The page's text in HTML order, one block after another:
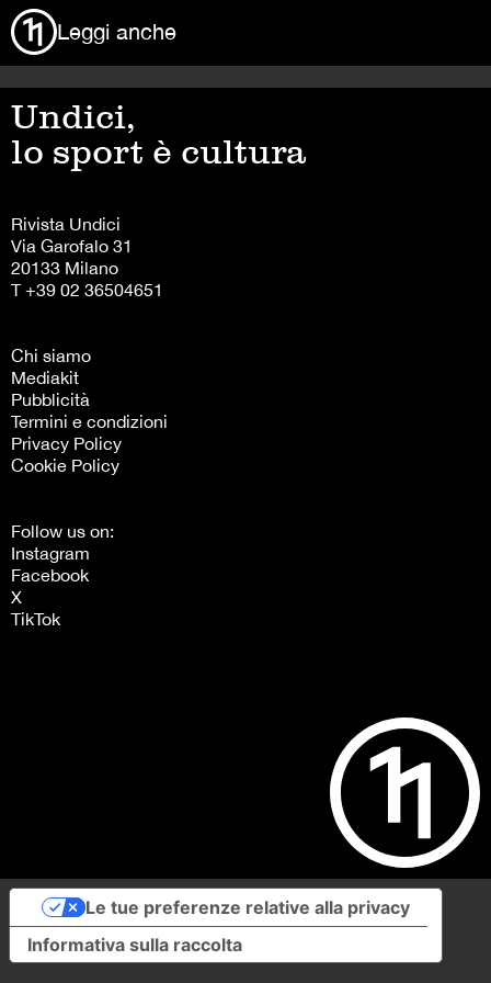
Leggi anche
Undici,
lo sport è cultura
Rivista Undici
Via Garofalo 31
20133 Milano
T +39 02 36504651
Chi siamo
Mediakit
Pubblicità
Termini e condizioni
Privacy Policy
Cookie Policy
Follow us on:
Instagram
Facebook
X
TikTok
Informativa sulla raccolta
Le tue preferenze relative alla privacy